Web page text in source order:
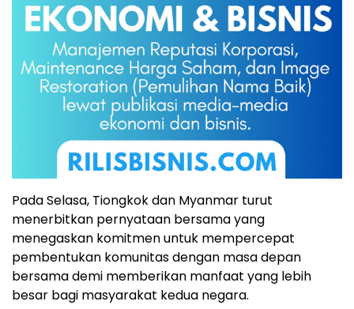
Pada Selasa, Tiongkok dan Myanmar turut
menerbitkan pernyataan bersama yang
menegaskan komitmen untuk mempercepat
pembentukan komunitas dengan masa depan
bersama demi memberikan manfaat yang lebih
besar bagi masyarakat kedua negara.